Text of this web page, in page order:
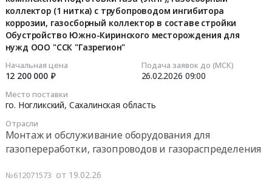
03
коллектор (1 нитка) с трубопроводом ингибитора
коррозии, газосборный коллектор в составе стройки
Обустройство Южно-Киринского месторождения для
нужд ООО "ССК "Газрегион"
Начальная цена
12 200 000 ₽
Подача заявок до (МСК)
26.02.2026 09:00
Место поставки
го. Ногликский, Сахалинская область
Отрасли
Монтаж и обслуживание оборудования для
газопереработки, газопроводов и газораспределения
№612071573 от 19.02.26